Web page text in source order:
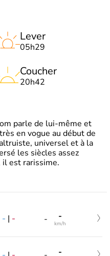
Lever
05h29
Coucher
20h42
parle de lui-même et
en vogue au début de
universel et à la
les siècles assez
est rarissime.
- | - - -
km/h
-